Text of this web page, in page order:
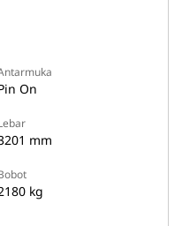
On
mm
kg